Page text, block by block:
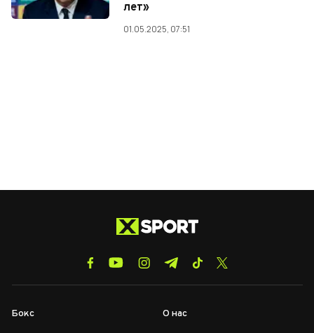
лет»
01.05.2025, 07:51
Бокс О нас